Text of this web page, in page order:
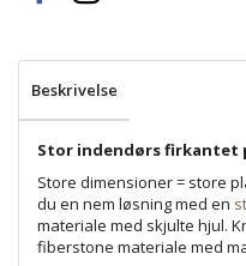
Beskrivelse
Stor indendørs firkantet
Store dimensioner = store
du en nem løsning med en
materiale med skjulte hjul.
fiberstone materiale med